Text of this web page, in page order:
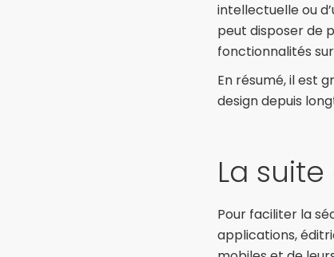
intellectuelle ou
peut disposer de
fonctionnalités
En résumé, il est
design depuis
La
Pour faciliter la
applications,